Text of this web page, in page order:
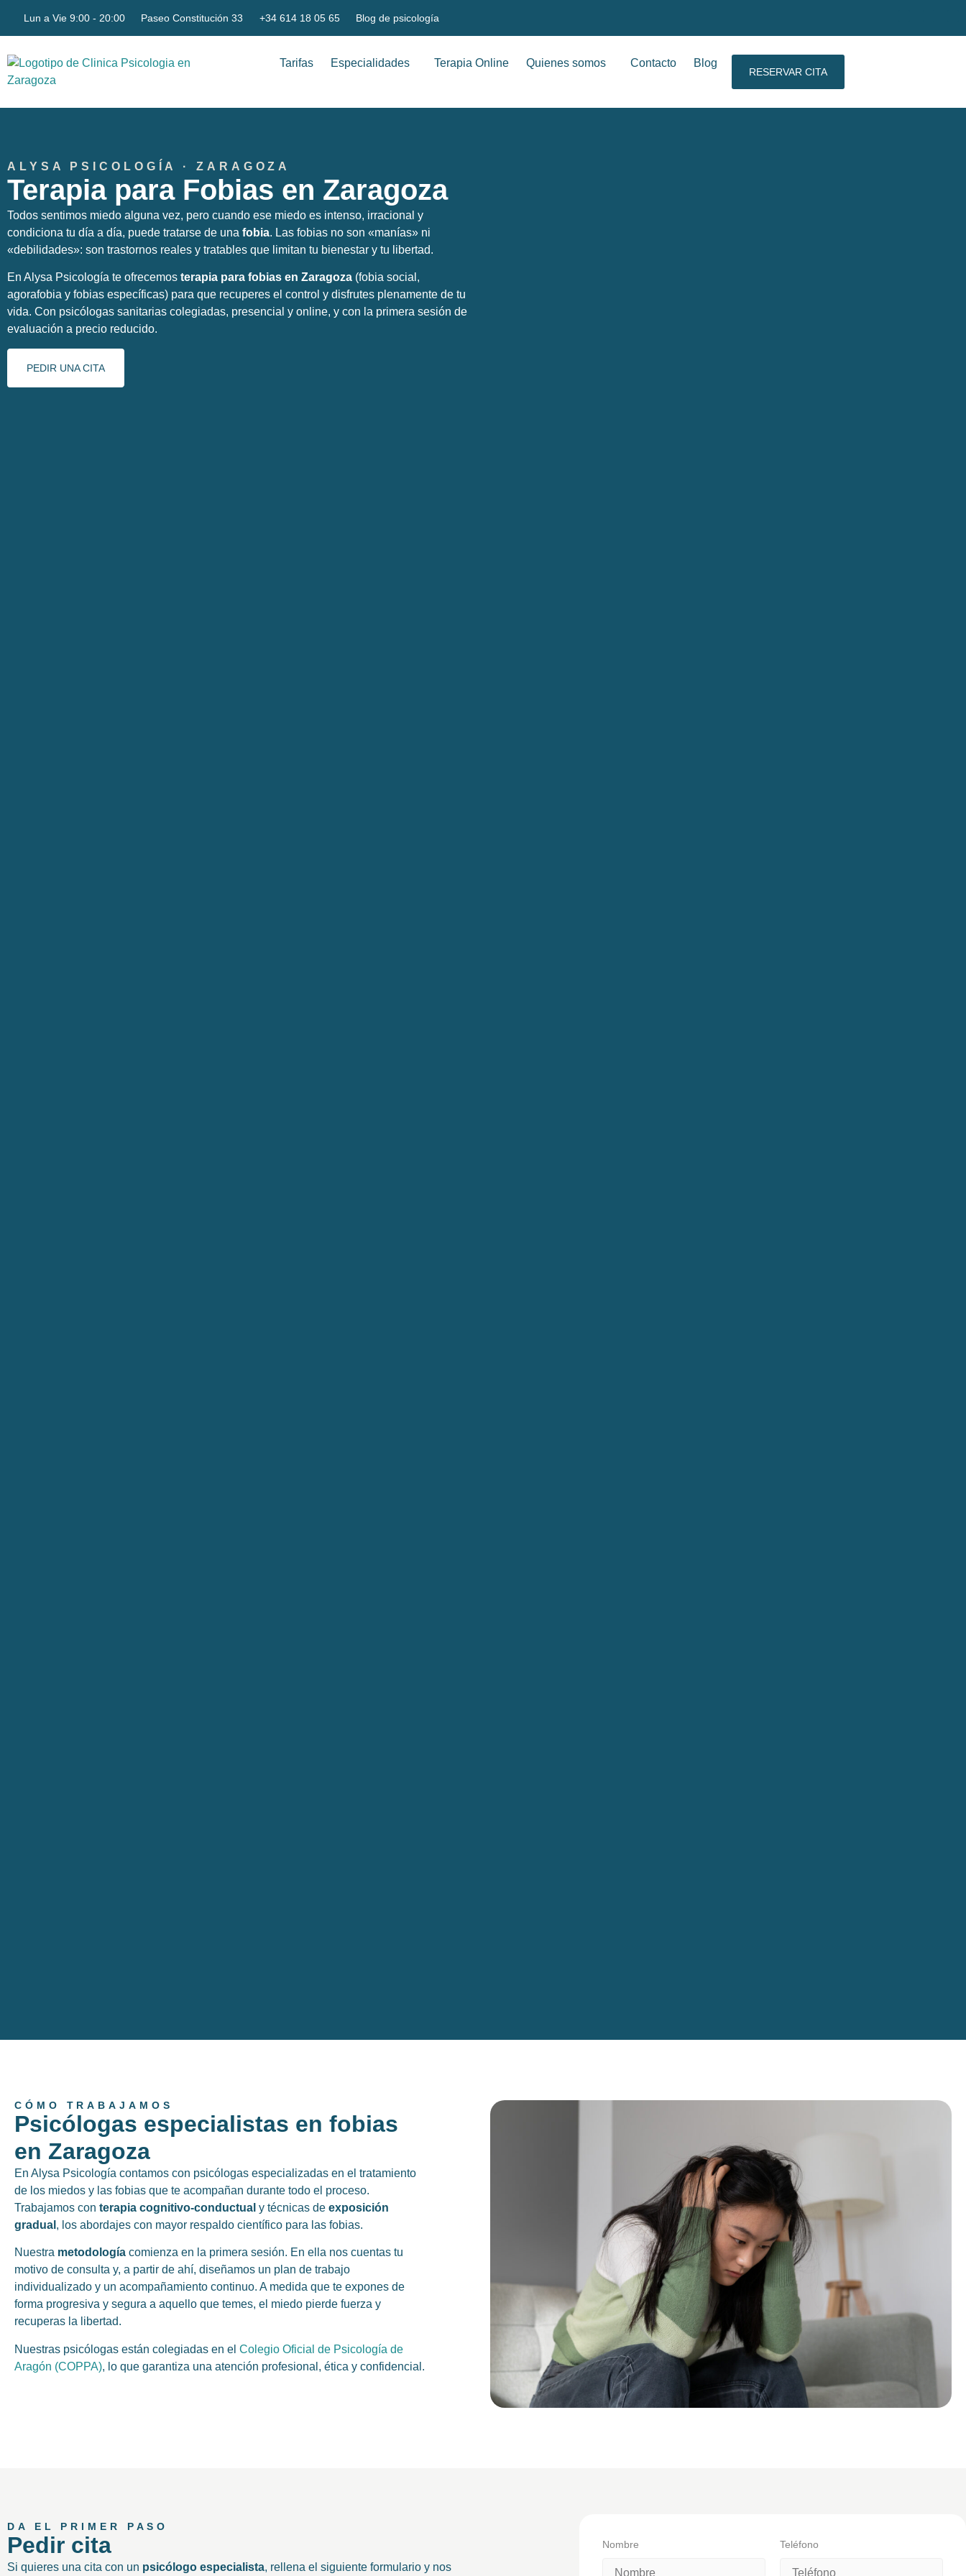
Lun a Vie 9:00 - 20:00 Paseo Constitución 33 +34 614 18 05 65 Blog de psicología
Tarifas Especialidades Terapia Online Quienes somos Contacto Blog
RESERVAR CITA
ALYSA PSICOLOGÍA · ZARAGOZA
Terapia para Fobias en Zaragoza
Todos sentimos miedo alguna vez, pero cuando ese miedo es intenso, irracional y
condiciona tu día a día, puede tratarse de una fobia. Las fobias no son «manías» ni
«debilidades»: son trastornos reales y tratables que limitan tu bienestar y tu libertad.
En Alysa Psicología te ofrecemos terapia para fobias en Zaragoza (fobia social,
agorafobia y fobias específicas) para que recuperes el control y disfrutes plenamente de tu
vida. Con psicólogas sanitarias colegiadas, presencial y online, y con la primera sesión de
evaluación a precio reducido.
PEDIR UNA CITA
CÓMO TRABAJAMOS
Psicólogas especialistas en fobias
en Zaragoza
En Alysa Psicología contamos con psicólogas especializadas en el tratamiento
de los miedos y las fobias que te acompañan durante todo el proceso.
Trabajamos con terapia cognitivo-conductual y técnicas de exposición
gradual , los abordajes con mayor respaldo científico para las fobias.
Nuestra metodología comienza en la primera sesión. En ella nos cuentas tu
motivo de consulta y, a partir de ahí, diseñamos un plan de trabajo
individualizado y un acompañamiento continuo. A medida que te expones de
forma progresiva y segura a aquello que temes, el miedo pierde fuerza y
recuperas la libertad.
Nuestras psicólogas están colegiadas en el Colegio Oficial de Psicología de
Aragón (COPPA), lo que garantiza una atención profesional, ética y confidencial.
DA EL PRIMER PASO
Pedir cita
Si quieres una cita con un psicólogo especialista, rellena el siguiente formulario y nos
Nombre Teléfono